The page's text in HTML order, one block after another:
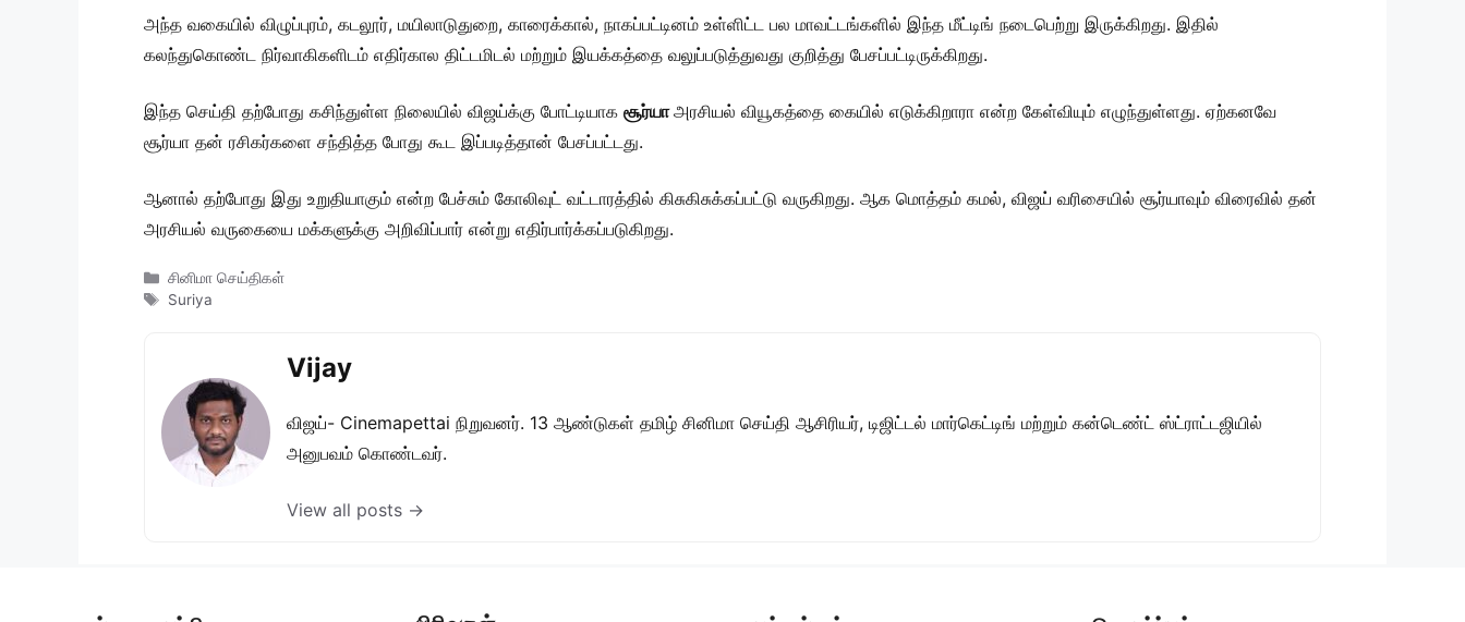
அந்த வகையில் விழுப்புரம், கடலூர், மயிலாடுதுறை, காரைக்கால், நாகப்பட்டினம் உள்ளிட்ட பல மாவட்டங்களில் இந்த மீட்டிங் நடைபெற்று இருக்கிறது. இதில்
கலந்துகொண்ட நிர்வாகிகளிடம் எதிர்கால திட்டமிடல் மற்றும் இயக்கத்தை வலுப்படுத்துவது குறித்து பேசப்பட்டிருக்கிறது.
இந்த செய்தி தற்போது கசிந்துள்ள நிலையில் விஜய்க்கு போட்டியாக சூர்யாஅரசியல் வியூகத்தை கையில் எடுக்கிறாரா என்ற கேள்வியும் எழுந்துள்ளது. ஏற்கனவே
சூர்யா தன் ரசிகர்களை சந்தித்த போது கூட இப்படித்தான் பேசப்பட்டது.
ஆனால் தற்போது இது உறுதியாகும் என்ற பேச்சும் கோலிவுட் வட்டாரத்தில் கிசுகிசுக்கப்பட்டு வருகிறது. ஆக மொத்தம் கமல், விஜய் வரிசையில் சூர்யாவும் விரைவில் தன்
அரசியல் வருகையை மக்களுக்கு அறிவிப்பார் என்று எதிர்பார்க்கப்படுகிறது.
Categories
சினிமா செய்திகள்
Tags
Suriya
Vijay
விஜய்- Cinemapettai நிறுவனர். 13 ஆண்டுகள் தமிழ் சினிமா செய்தி ஆசிரியர், டிஜிட்டல் மார்கெட்டிங் மற்றும் கன்டெண்ட் ஸ்ட்ராட்டஜியில்
அனுபவம் கொண்டவர்.
View all posts →